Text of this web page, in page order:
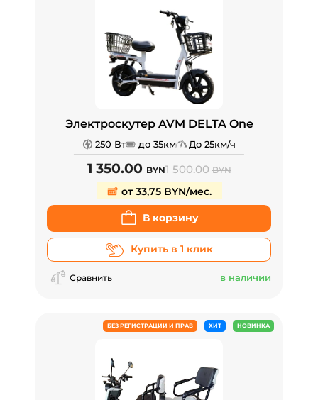
Электроскутер AVM DELTA One
250 Вт до 35км До 25км/ч
1 350.00 BYN1 500.00BYN
от 33,75 BYN/мес.
В корзину
Купить в 1 клик
Сравнить в наличии
БЕЗ РЕГИСТРАЦИИ И ПРАВ ХИТ НОВИНКА